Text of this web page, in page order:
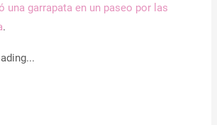
una garrapata en un paseo por las
.